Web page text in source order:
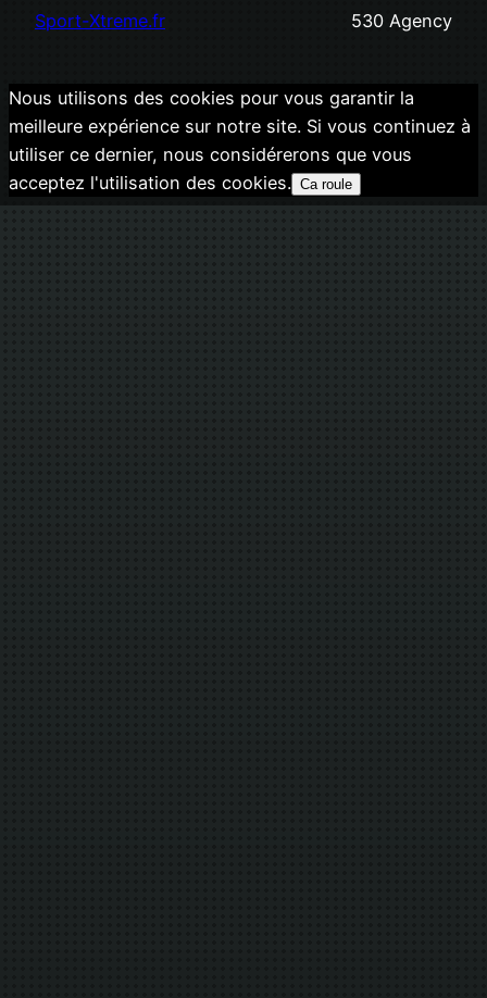
Sport-Xtreme.fr 530 Agency
Nous utilisons des cookies pour vous garantir la
meilleure expérience sur notre site. Si vous continuez à
utiliser ce dernier, nous considérerons que vous
acceptez l'utilisation des cookies. Ca roule